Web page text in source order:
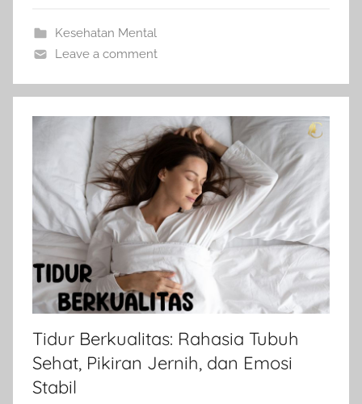
Kesehatan Mental
Leave a comment
Tidur Berkualitas: Rahasia Tubuh
Sehat, Pikiran Jernih, dan Emosi
Stabil